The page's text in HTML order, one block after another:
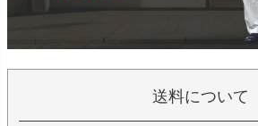
送料について